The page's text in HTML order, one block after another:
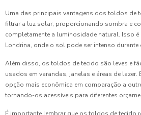
Uma das principais vantagens dos toldos de
filtrar a luz solar, proporcionando sombra e
completamente a luminosidade natural. Isso é
Londrina, onde o sol pode ser intenso durante
Além disso, os toldos de tecido são leves e
usados em varandas, janelas e áreas de lazer.
opção mais econômica em comparação a
tornando-os acessíveis para diferentes